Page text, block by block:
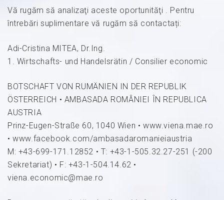
Vă rugăm să analizaţi aceste oportunităţi . Pentru
întrebări suplimentare vă rugăm să contactați:
Adi-Cristina MITEA, Dr.Ing.
1. Wirtschafts- und Handelsrätin / Consilier economic
BOTSCHAFT VON RUMÄNIEN IN DER REPUBLIK
ÖSTERREICH • AMBASADA ROMÂNIEI ÎN REPUBLICA
AUSTRIA
Prinz-Eugen-Straße 60, 1040 Wien • www.viena.mae.ro
• www.facebook.com/ambasadaromanieiaustria
M: +43-699-171.12852 • T: +43-1-505.32.27-251 (-200
Sekretariat) • F: +43-1-504.14.62 •
viena.economic@mae.ro